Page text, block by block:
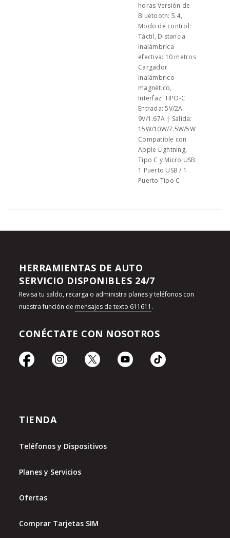
horas Versión de
Bluetooth: 5.4,
Modo de control:
Táctil, Distancia
inalámbrica
efectiva: 10 metros
Cargador
inalámbrico
magnético,
Interfaz: TIPO-C
Entrada: 5V/2A
9V/1.67A | Salida:
15W/10W/7.5W/5W
Compatible con
Apple Lightning,
Tipo C y Micro USB
1 Puerto USB / 1
Puerto Tipo C
HERRAMIENTAS DE AUTO
SERVICIO DISPONIBLES 24/7
Revisa tu saldo, recarga o administra planes y teléfonos con
nuestra función de mensajes de texto 611611 .
CONÉCTATE CON NOSOTROS
TIENDA
Teléfonos y Dispositivos
Planes y Servicios
Ofertas
Comprar Tarjetas SIM